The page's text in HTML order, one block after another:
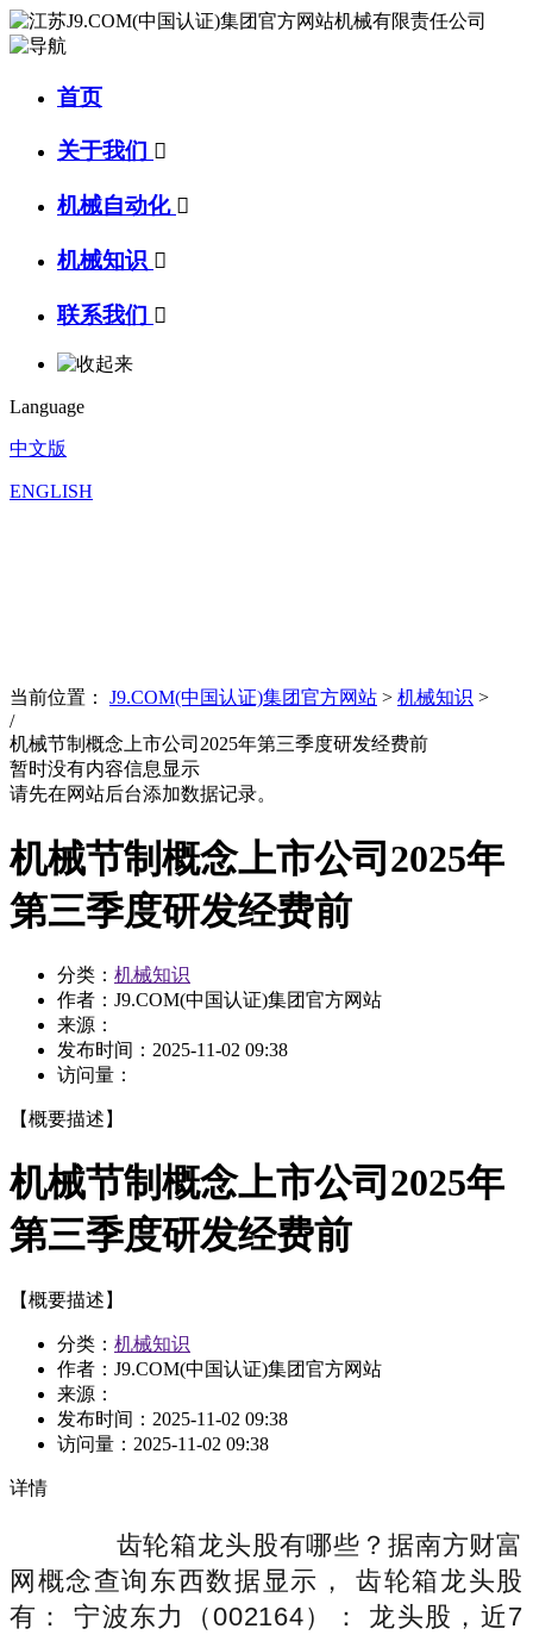
首页
关于我们 
机械自动化 
机械知识 
联系我们 
Language
中文版
ENGLISH
当前位置： J9.COM(中国认证)集团官方网站 > 机械知识 >
/
机械节制概念上市公司2025年第三季度研发经费前
暂时没有内容信息显示
请先在网站后台添加数据记录。
机械节制概念上市公司2025年
第三季度研发经费前
分类： 机械知识
作者：J9.COM(中国认证)集团官方网站
来源：
发布时间： 2025-11-02 09:38
访问量：
【概要描述】
机械节制概念上市公司2025年
第三季度研发经费前
【概要描述】
分类： 机械知识
作者：J9.COM(中国认证)集团官方网站
来源：
发布时间： 2025-11-02 09:38
访问量： 2025-11-02 09:38
详情
齿轮箱龙头股有哪些？据南方财富
网概念查询东西数据显示， 齿轮箱龙头股
有： 宁波东力（002164）： 龙头股，近7